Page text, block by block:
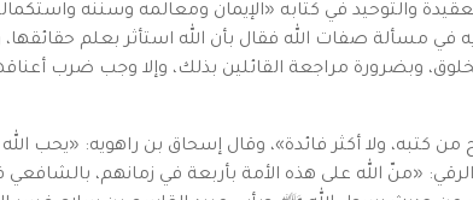
والتوحيد في كتابه «الإيمان ومعالمه وسننه
في مسألة صفات الله فقال بأن الله استأثر بعلم
وبضرورة مراجعة القائلين بذلك، وإلا وجب ضرب
كتبه، ولا أكثر فائدة»، وقال إسحاق بن راهويه: «يحب
«منّ الله على هذه الأمة بأربعة في زمانهم،